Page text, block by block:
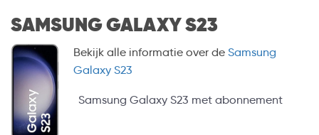
SAMSUNG GALAXY S23
Bekijk alle informatie over deSamsung
Galaxy S23
Samsung Galaxy S23 met abonnement